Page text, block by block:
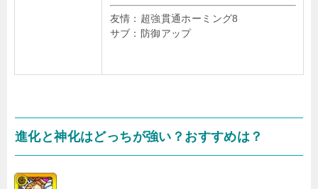
友情：超強貫通ホーミング8
サブ：防御アップ
進化と神化はどっちが強い？おすすめは？